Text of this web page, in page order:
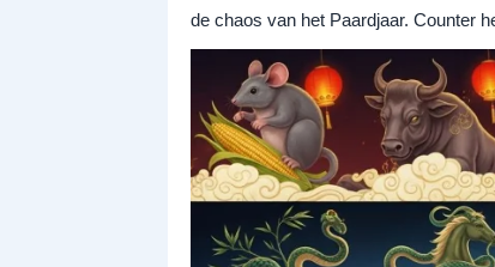
de chaos van het Paardjaar. Counter